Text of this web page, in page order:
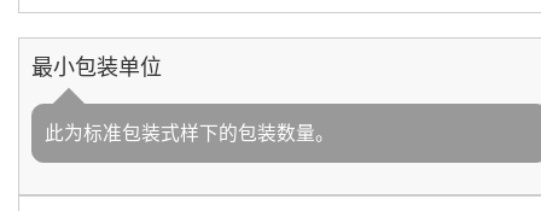
最小包装单位
此为标准包装式样下的包装数量。